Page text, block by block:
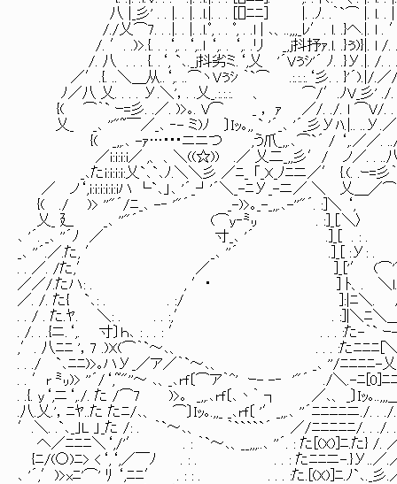
八 |_彡' . . |. . |. .l.|. . . [[]ﾆﾆ] |. .ﾉ. .｀`⌒ |. l. . | .
/./乂⌒7. . .|. . |. .l.ﾟ, . . ﾟ, . .l | ､、..,,,_ﾚ′. l. .}へ.|. l .
/. ′. .)>.{. . .‘,. .‘,..l ‘,. . ‘,. .リ _,j抖抒ｧ.l. .}ぅ)}|. l /. .
/. 八 . . . {. .‘, `､._j抖劣ミ.‘,乂 '´Vぅｼ'´ ﾉ. .}У.|. /. .
／′.{. ..＼＿从..‘,. ..⌒ヽVぅｼ ｀`⌒ .:.:.:.‘彡. . }'´).|/.／
ﾉ／八 乂. . . . У.＼'，. .乂_.:.:.:. 、 ⌒/′.ﾉV_彡' ./. .
{( ⌒｀` ｰ=彡. .／. )>｡. V⌒ _ ， ｧ ／/. ./. l ⌒V/. .
乂_ _､ ''"~￣／_､ ‐- ミ)ﾉ 〕Iｯ｡,, ` '´_､ '´_彡Уﾊ.|.. ..У.／
{( _,,.､ -ｧ…･･･ニニつ ,う爪_,,.､⌒`´ / ‘,.／／. ../.
／i:i:i:i／ ,、 、＼((☆)) .／ 乂二_,,彡′/ ノ／. . ..八
_､たi:i:i:i:乂`､`､ﾉ.＼＼彡 ／ﾆ_ 「_X_ﾉﾆニ／′ {.(. .ｰ=彡｀
／ ノ‘,i:i:i:i:i:iハ └`､」､ '´_┘'´＼_-ﾆУ_-ニ／ ＼ 乂＿／⌒
{( ./ )> ''"´/ﾆ_､ -‐ '"´ _-)>｡_-_,,.､-''"´. :]＼ ‘,
乂_ 廴 _､ ''"´ (⌒y‐㍉ . :]_[.＼〉 }. .
､ '´. _､ ''´ﾉ ／ 寸_､ '´ .]_[ . : . √
_､ ''´.／.た, ′ _､ ''´ .]_[ :У: . √
. . ／. /た,′ ／ ]_['′ (⌒'⌒/`､. .
／／/.たハ: . , ′･ ] ﾄ、. ＼l. /. . ‘,.
／. /. た{ `､: . . :/ ]:|ﾆ＼. /.‘,. . ‘,.
. . / . た.ﾔ. ＼: . . . :,′ . :]|＼ﾆ＼＿) ‘,. .
. /. . .{ニ.‘,. 寸〕ｈ､ : . . : ′ . . . :た-｀` ｰ-‘,.
,′. 八ﾆﾆ '，7 .)X(⌒｀`～､、 . . . :たﾆﾆﾆ[＼vﾔ
. . ./ `､ﾆﾆ)>｡ハУ_／ア／｀`～､、 _､ ''/ﾆﾆﾆﾆ-乂:X
. . ′r ㍉)> ''´/‘,~"''～ ､、_､rf〔⌒ア｀^' ｰ- -‐ '"´ ./＼.-ﾆ[0]ﾆ
. .{. y‘,ニ‘,./. た /⌒7 )>｡ _,,.､rf〔､丶｀ ┐ ／､、 _〕Iｯ｡..,,,＿_
.八.乂.'，ﾆﾔ..た たﾆ/､、 ⌒〕Iｯ｡.,,_ _､rf〔 '′_,,.､ ''´ﾆﾆﾆﾆニ./. .
′.＼. .`､_｣L 」_た /: . ｀`～､、 ｀`````´ ／/ﾆﾆﾆﾆﾆ/. . ./. .
へ／ﾆﾆﾆ＼‘,/'′ . : ｀`～､、__,,,..､ ''´. : た[(X)]ﾆ.た} /.
{ﾆ/(○)ﾆ> <‘,‘,／￣ﾉ . : . . . : たﾆﾆニ-.}У..／.
､ '´,′)>xﾆ'⌒' ﾘ ‘,ﾆﾆ′ . : : . . . . :た.[(X)]ﾆ.ﾉ`､._彡.